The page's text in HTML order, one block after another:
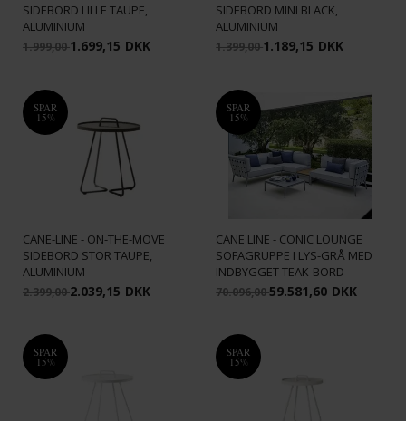
SIDEBORD LILLE TAUPE,
ALUMINIUM
1.999,001.699,15 DKK
SIDEBORD MINI BLACK,
ALUMINIUM
1.399,001.189,15 DKK
SPAR
15%
CANE-LINE - ON-THE-MOVE
SIDEBORD STOR TAUPE,
ALUMINIUM
2.399,002.039,15 DKK
SPAR
15%
CANE LINE - CONIC LOUNGE
SOFAGRUPPE I LYS-GRÅ MED
INDBYGGET TEAK-BORD
70.096,0059.581,60 DKK
SPAR
15%
SPAR
15%